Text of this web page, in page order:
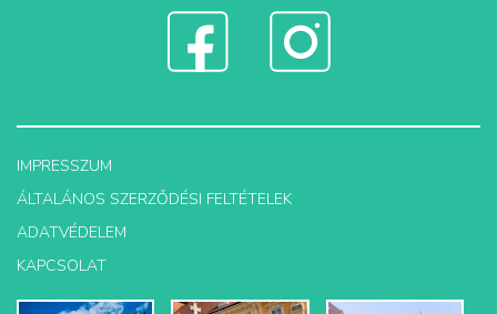
IMPRESSZUM
ÁLTALÁNOS SZERZŐDÉSI FELTÉTELEK
ADATVÉDELEM
KAPCSOLAT